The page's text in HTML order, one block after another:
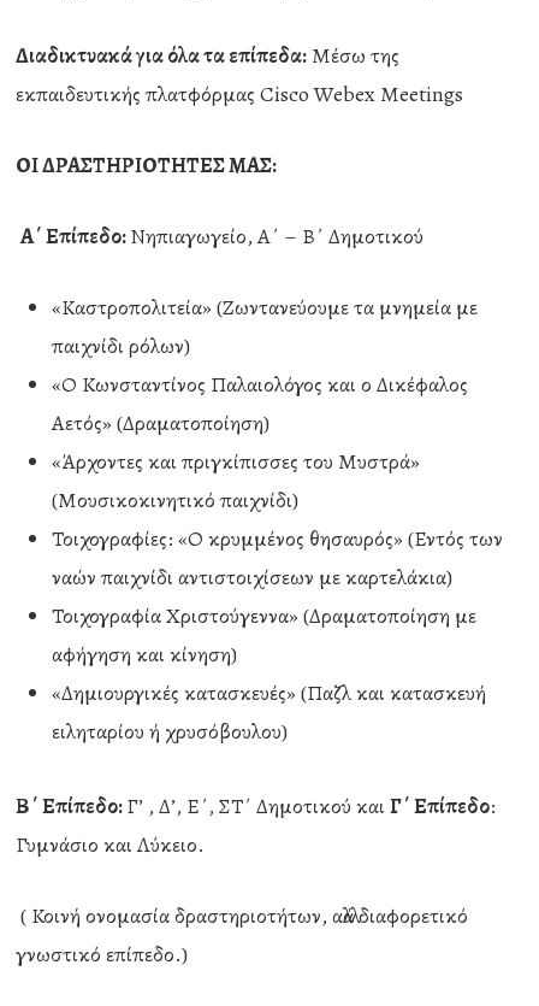
Διαδικτυακά για όλα τα επίπεδα: Μέσω της
εκπαιδευτικής πλατφόρμας Cisco Webex Meetings
ΟΙ ΔΡΑΣΤΗΡΙΟΤΗΤΕΣ ΜΑΣ:
Α΄ Επίπεδο:Νηπιαγωγείο, Α΄ – Β΄ Δημοτικού
«Καστροπολιτεία» (Ζωντανεύουμε τα μνημεία με
παιχνίδι ρόλων)
«Ο Κωνσταντίνος Παλαιολόγος και ο Δικέφαλος
Αετός» (Δραματοποίηση)
«Άρχοντες και πριγκίπισσες του Μυστρά»
(Μουσικοκινητικό παιχνίδι)
Τοιχογραφίες: «Ο κρυμμένος θησαυρός» (Εντός των
ναών παιχνίδι αντιστοιχίσεων με καρτελάκια)
Τοιχογραφία Χριστούγεννα» (Δραματοποίηση με
αφήγηση και κίνηση)
«Δημιουργικές κατασκευές» (Παζλ και κατασκευή
ειληταρίου ή χρυσόβουλου)
Β΄ Επίπεδο:Γ’ , Δ’, Ε΄, ΣΤ΄ Δημοτικού καιΓ΄ Επίπεδο:
Γυμνάσιο και Λύκειο.
( Κοινή ονομασία δραστηριοτήτων, αλλά διαφορετικό
γνωστικό επίπεδο.)